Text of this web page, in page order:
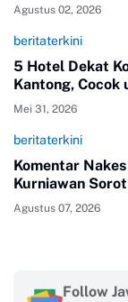
Agustus 02, 2026
beritaterkini
5 Hotel Dekat
Kantong, Cocok
Mei 31, 2026
beritaterkini
Komentar
Kurniawan
Agustus 07, 2026
Follow